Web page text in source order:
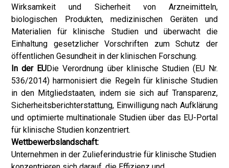
Wirksamkeit und Sicherheit von Arzneimitteln,
biologischen Produkten, medizinischen Geräten und
Materialien für klinische Studien und überwacht die
Einhaltung gesetzlicher Vorschriften zum Schutz der
öffentlichen Gesundheit in der klinischen Forschung.
In der EUDie Verordnung über klinische Studien (EU Nr.
536/2014) harmonisiert die Regeln für klinische Studien
in den Mitgliedstaaten, indem sie sich auf Transparenz,
Sicherheitsberichterstattung, Einwilligung nach Aufklärung
und optimierte multinationale Studien über das EU-Portal
für klinische Studien konzentriert.
Wettbewerbslandschaft:
Unternehmen in der Zulieferindustrie für klinische Studien